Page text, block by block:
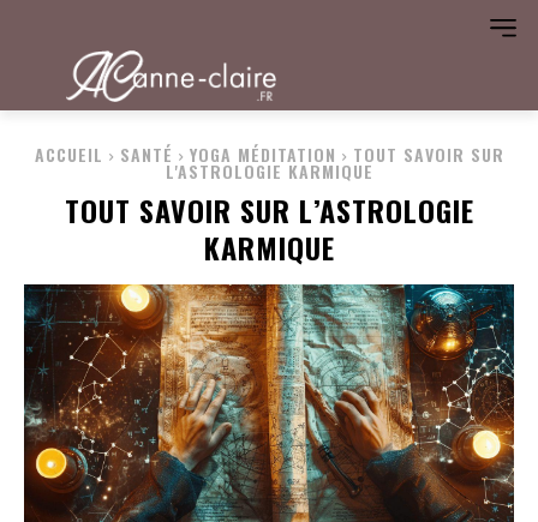
ACCUEIL SANTÉ YOGA MÉDITATION TOUT SAVOIR SUR
L'ASTROLOGIE KARMIQUE
TOUT SAVOIR SUR L’ASTROLOGIE
KARMIQUE